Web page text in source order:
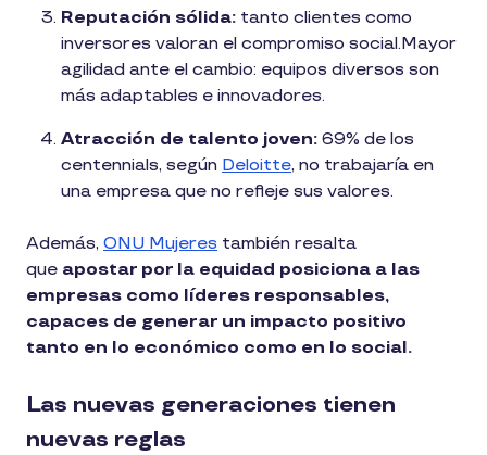
Reputación sólida: tanto clientes como
inversores valoran el compromiso social.Mayor
agilidad ante el cambio: equipos diversos son
más adaptables e innovadores.
Atracción de talento joven: 69% de los
centennials, según Deloitte, no trabajaría en
una empresa que no refleje sus valores.
Además, ONU Mujeres también resalta
que apostar por la equidad posiciona a las
empresas como líderes responsables,
capaces de generar un impacto positivo
tanto en lo económico como en lo social.
Las nuevas generaciones tienen
nuevas reglas